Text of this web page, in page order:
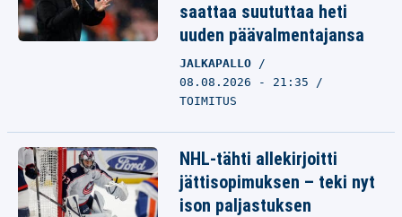
saattaa suututtaa heti
uuden päävalmentajansa
JALKAPALLO
08.08.2026 - 21:35
TOIMITUS
NHL-tähti allekirjoitti
jättisopimuksen – teki nyt
ison paljastuksen